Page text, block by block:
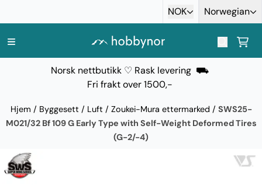
NOK Norwegian
Norsk nettbutikk ♡ Rask levering ⛟
Fri frakt over 1500,-
Hjem / Byggesett / Luft / Zoukei-Mura ettermarked / SWS25-
M021/32 Bf 109 G Early Type with Self-Weight Deformed Tires
(G-2/-4)